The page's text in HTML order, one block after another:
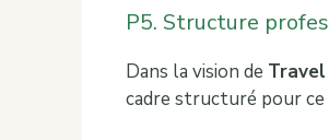
P5. Structure
Dans la vision de
cadre structuré pour ce